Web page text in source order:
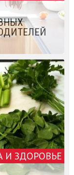
И ЗДОРОВЬЕ